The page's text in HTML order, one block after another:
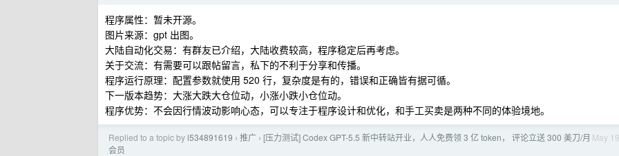
程序属性：暂未开源。
图片来源：gpt 出图。
大陆自动化交易：有群友已介绍，大陆收费较高，程序稳定后再考虑。
关于交流：有需要可以跟帖留言，私下的不利于分享和传播。
程序运行原理：配置参数就使用 520 行，复杂度是有的，错误和正确皆有据可循。
下一版本趋势：大涨大跌大仓位动，小涨小跌小仓位动。
程序优势：不会因行情波动影响心态，可以专注于程序设计和优化，和手工买卖是两种不同的体验境地。
May 19
Replied to a topic by l534891619 › 推广 › [压力测试] Codex GPT-5.5 新中转站开业，人人免费领 3 亿 token， 评论立送 300 美刀/月
会员